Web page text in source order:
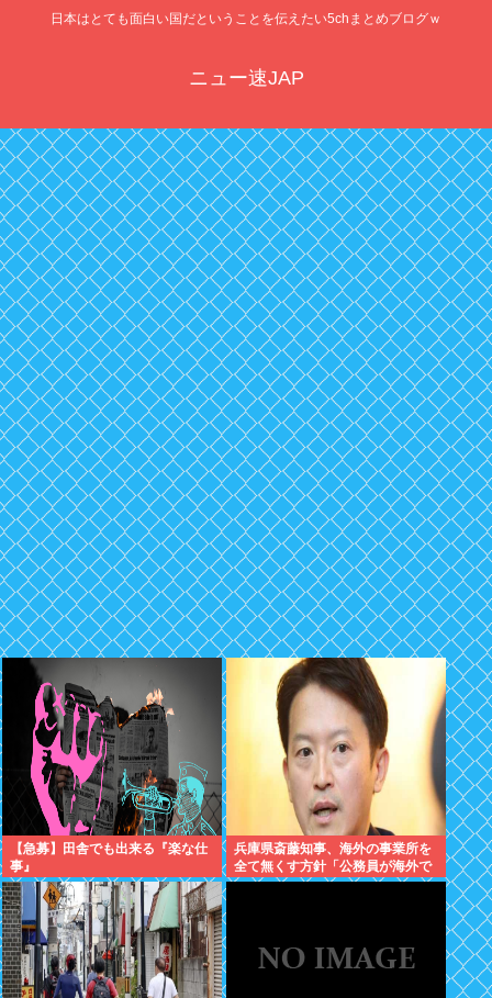
日本はとても面白い国だということを伝えたい5chまとめブログｗ
ニュー速JAP
【急募】田舎でも出来る『楽な仕
事』
兵庫県斎藤知事、海外の事業所を
全て無くす方針「公務員が海外で
遊ぶためにある」